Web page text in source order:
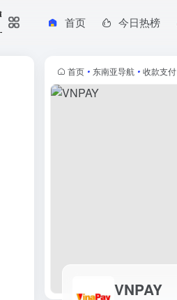
首页 今日热榜
首页 • 东南亚导航 • 收款支付
VNPAY